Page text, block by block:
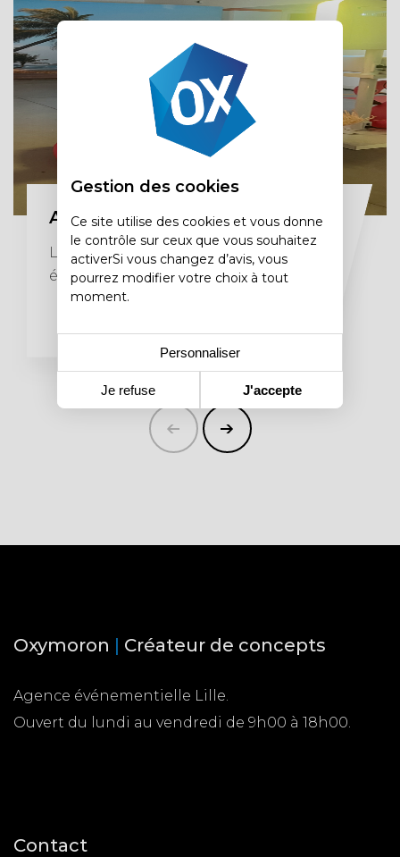
Animation borne photo
Location de borne photo pour vos
événements
Oxymoron | Créateur de concepts
Agence événementielle Lille.
Ouvert du lundi au vendredi de 9h00 à 18h00.
Contact
Gestion des cookies
Ce site utilise des cookies et vous donne
le contrôle sur ceux que vous souhaitez
activerSi vous changez d’avis, vous
pourrez modifier votre choix à tout
moment.
Je refuse
Personnaliser
J'accepte